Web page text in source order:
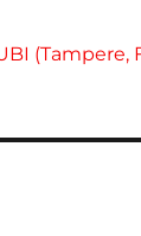
(Tampere,